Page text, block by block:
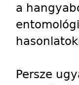
a
Persze